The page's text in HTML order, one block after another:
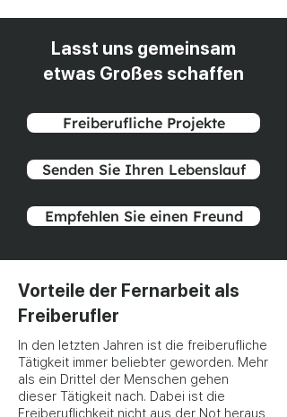
Lasst uns gemeinsam
etwas Großes schaffen
Freiberufliche Projekte
Senden Sie Ihren Lebenslauf
Empfehlen Sie einen Freund
Vorteile der Fernarbeit als
Freiberufler
In den letzten Jahren ist die freiberufliche
Tätigkeit immer beliebter geworden. Mehr
als ein Drittel der Menschen gehen
dieser Tätigkeit nach. Dabei ist die
Freiberuflichkeit nicht aus der Not heraus